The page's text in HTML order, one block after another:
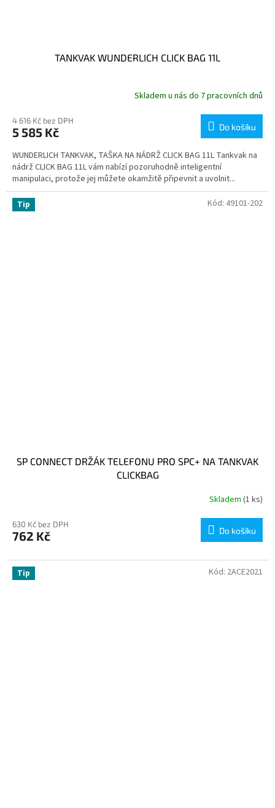
TANKVAK WUNDERLICH CLICK BAG 11L
Skladem u nás do 7 pracovních dnů
4 616 Kč bez DPH
5 585 Kč Do košíku
WUNDERLICH TANKVAK, TAŠKA NA NÁDRŽ CLICK BAG 11L Tankvak na
nádrž CLICK BAG 11L vám nabízí pozoruhodně inteligentní
manipulaci, protože jej můžete okamžitě připevnit a uvolnit...
Tip
SP CONNECT DRŽÁK TELEFONU PRO SPC+ NA TANKVAK
CLICKBAG
Skladem (1 ks)
630 Kč bez DPH
762 Kč Do košíku
Kód: 49101-202
Tip Kód: 2ACE2021